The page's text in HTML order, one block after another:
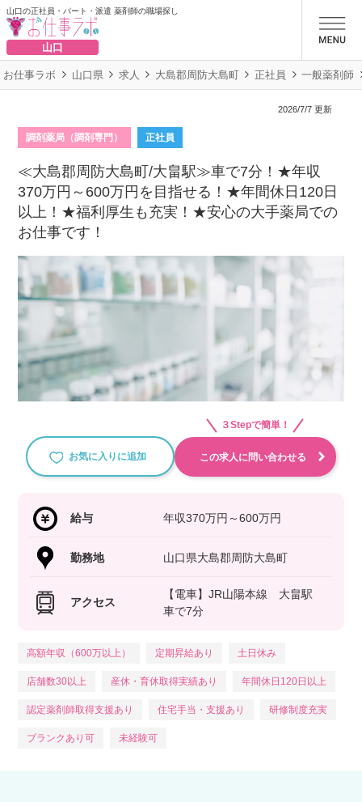
山口の正社員・パート・派遣 薬剤師の職場探し
山口
お仕事ラボ 山口県 求人 大島郡周防大島町 正社員 一般薬剤師
2026/7/7 更新
調剤薬局（調剤専門） 正社員
≪大島郡周防大島町/大畠駅≫車で7分！★年収
370万円～600万円を目指せる！★年間休日120日
以上！★福利厚生も充実！★安心の大手薬局での
お仕事です！
お気に入りに追加
３Stepで簡単！
この求人に問い合わせる
給与 年収370万円～600万円
勤務地 山口県大島郡周防大島町
アクセス
【電車】JR山陽本線 大畠駅
車で7分
高額年収（600万以上） 定期昇給あり 土日休み
店舗数30以上 産休・育休取得実績あり 年間休日120日以上
認定薬剤師取得支援あり 住宅手当・支援あり 研修制度充実
ブランクあり可 未経験可